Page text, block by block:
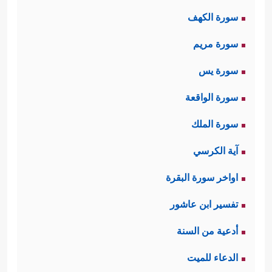
النماذج الآتية إنّما هي نماذج تفصيليَّةٌ
تُؤكِّدُ هذه الصورة الكلِّيَّة وتُرسِّخُها.
ثانيًا: يُلخِّصُ القرآن قصَّة نوحٍ
السلاممع قومه:
ٱلۡمُجِیبُونَ
ٱلۡعَـٰلَمِینَ ﴿٧٩﴾
﴿٨٠﴾
إِنَّهُۥ مِنۡ عِبَادِنَا ٱلۡمُؤۡمِنِینَ
سورة الكهف
سورة مريم
سورة يس
سورة الواقعة
سورة الملك
آية الكرسي
اواخر سورة البقرة
تفسير ابن عاشور
أدعية من السنة
الدعاء للميت